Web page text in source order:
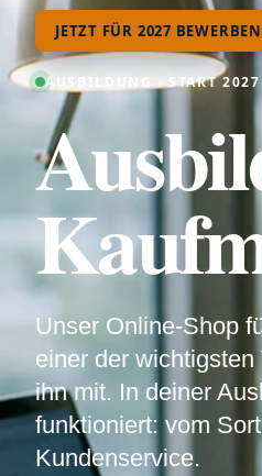
JETZT FÜR 2027
AUSBILDUNG · START 2027
Unser Online-Shop
einer der
ihn mit. In deiner
funktioniert: vom
Kundenservice.